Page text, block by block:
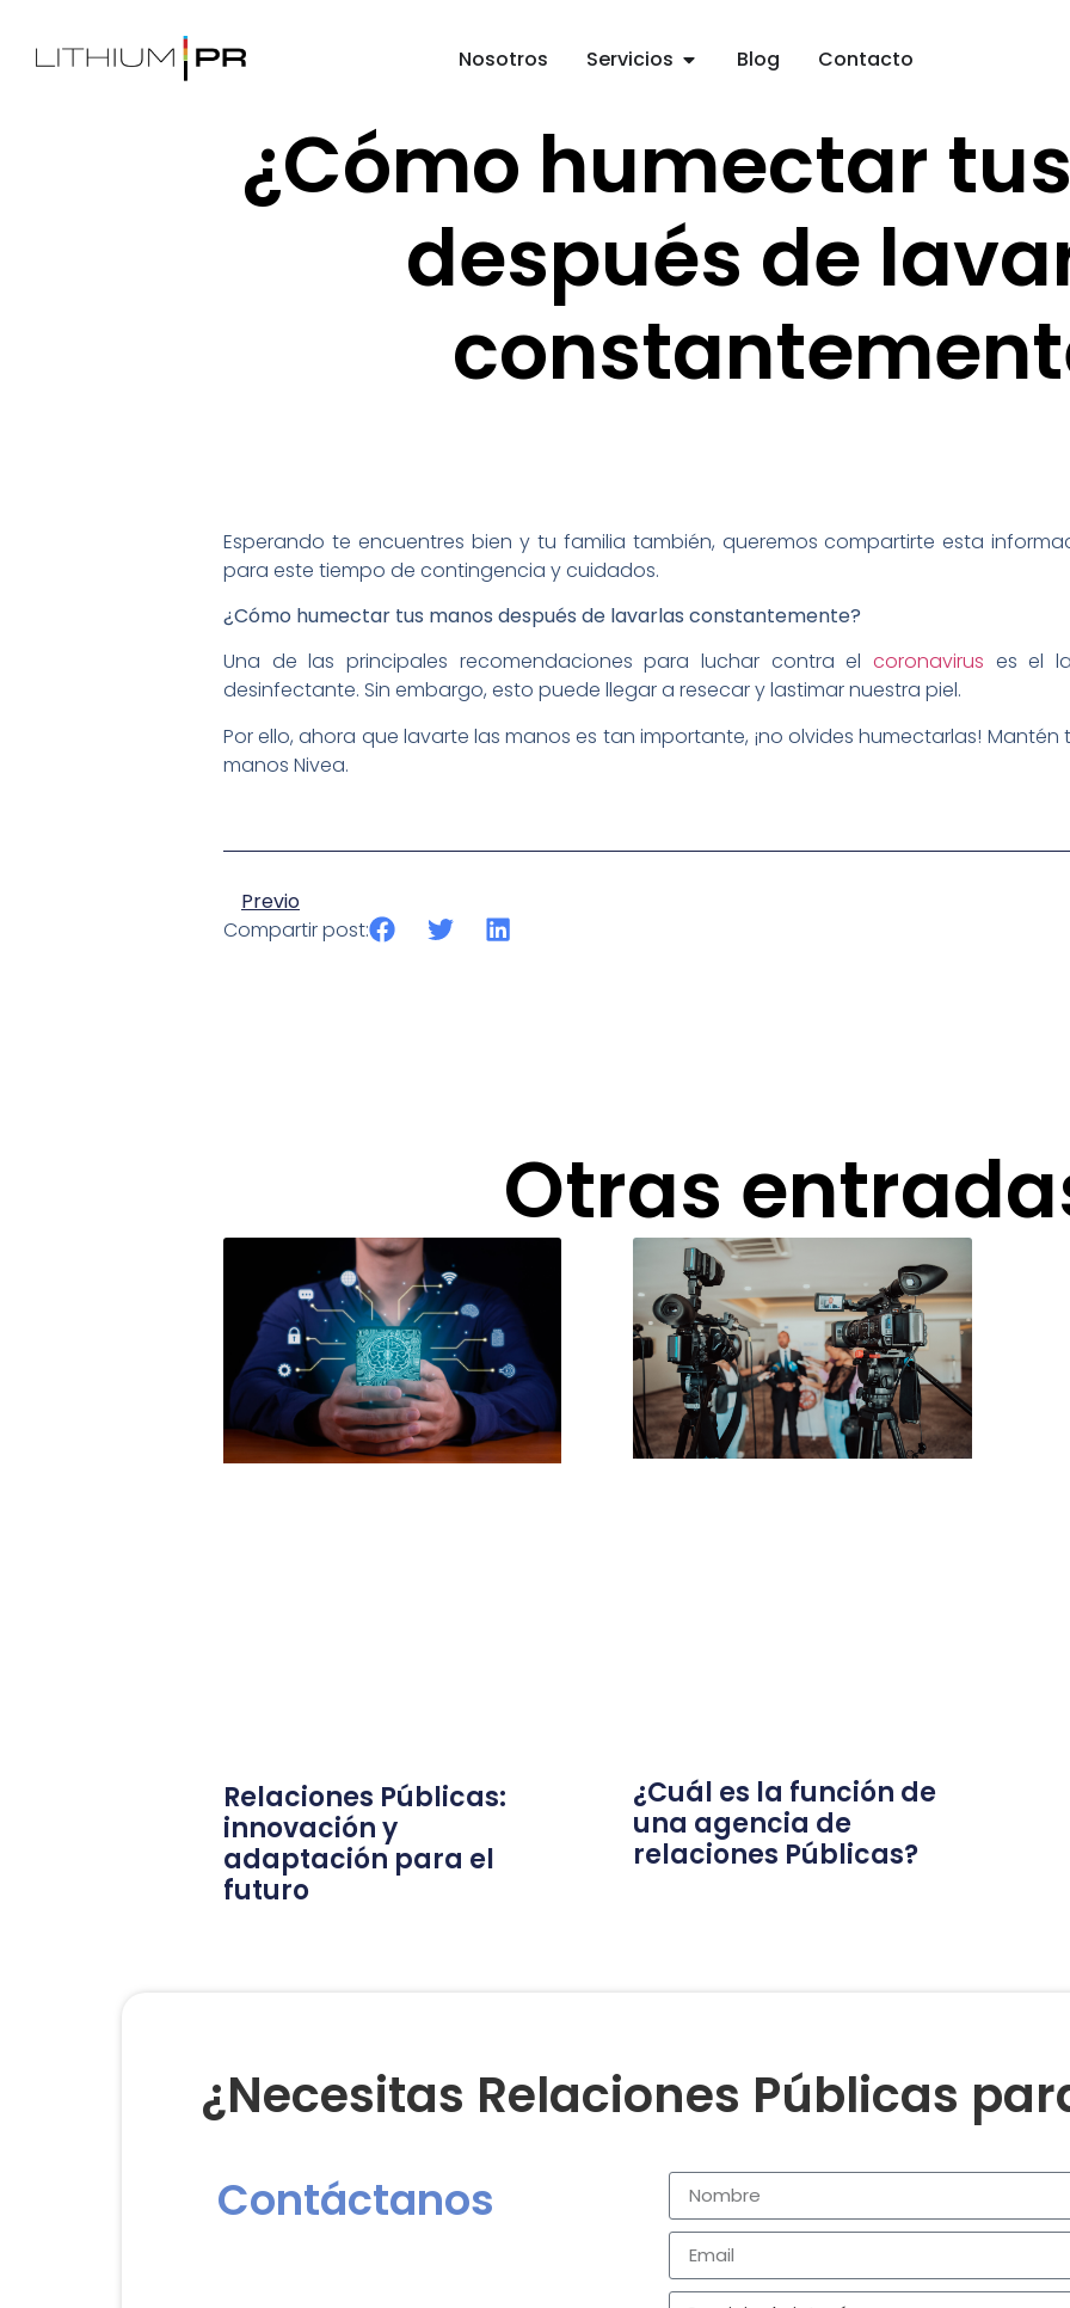
Nosotros Servicios Blog Contacto
¿Cómo humectar
después de
Esperando te encuentres bien y tu familia también, queremos compartirte esta
para este tiempo de contingencia y cuidados.
¿Cómo humectar tus manos después de lavarlas constantemente?
Una de las principales recomendaciones para luchar contra el coronavirus es el
desinfectante. Sin embargo, esto puede llegar a resecar y lastimar nuestra piel.
Por ello, ahora que lavarte las manos es tan importante, ¡no olvides humectarlas!
manos Nivea.
Previo
Compartir post:
Otras
Relaciones Públicas:
innovación y
adaptación para el
futuro
¿Cuál es la función de
una agencia de
relaciones Públicas?
¿Necesitas Relaciones Públicas
Contáctanos